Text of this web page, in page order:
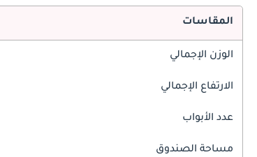
المقاسات
الوزن الإجمالي
الارتفاع الإجمالي
عدد الأبواب
مساحة الصندوق